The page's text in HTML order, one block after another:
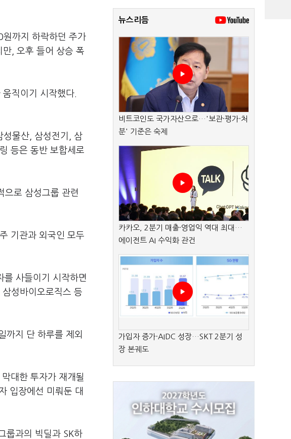
까지 하락하던 주가
, 오후 들어 상승 폭
직이기 시작했다.
성물산, 삼성전기, 삼
등은 동반 보합세로
으로 삼성그룹 관련
기관과 외국인 모두
사들이기 시작하면
성바이오로직스 등
까지 단 하루를 제외
대한 투자가 재개될
입장에선 미뤄둔 대
룹과의 빅딜과 SK하
뉴스리듬
비트코인도 국가자산으로…'보관·평가·처
분' 기준은 숙제
카카오, 2분기 매출·영업익 역대 최대…
에이전트 AI 수익화 관건
가입자 증가·AIDC 성장…SKT 2분기 성
장 본궤도